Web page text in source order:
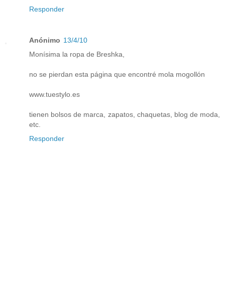
Responder
Anónimo 13/4/10
Monísima la ropa de Breshka,
no se pierdan esta página que encontré mola mogollón
www.tuestylo.es
tienen bolsos de marca, zapatos, chaquetas, blog de moda,
etc.
Responder